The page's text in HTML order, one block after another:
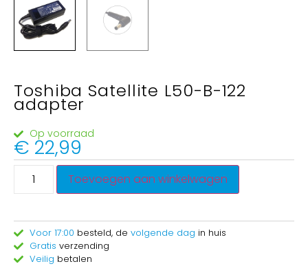
Toshiba Satellite L50-B-122
adapter
Op voorraad
€ 22,99
Toevoegen aan winkelwagen
Voor 17:00 besteld, de volgende dag in huis
Gratis verzending
Veilig betalen